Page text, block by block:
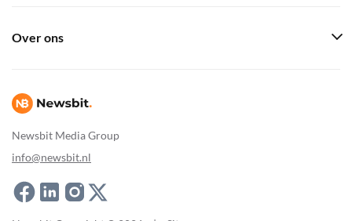
Newsbit Media Group
info@newsbit.nl
Over ons